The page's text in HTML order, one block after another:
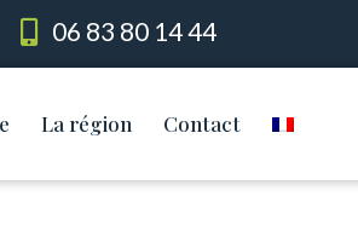
06 83 80 14 44
La région Contact